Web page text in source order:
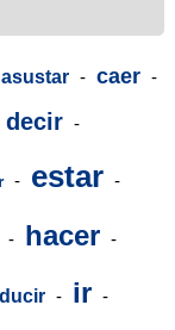
asustar - caer -
decir -
- estar -
- hacer -
- ir -